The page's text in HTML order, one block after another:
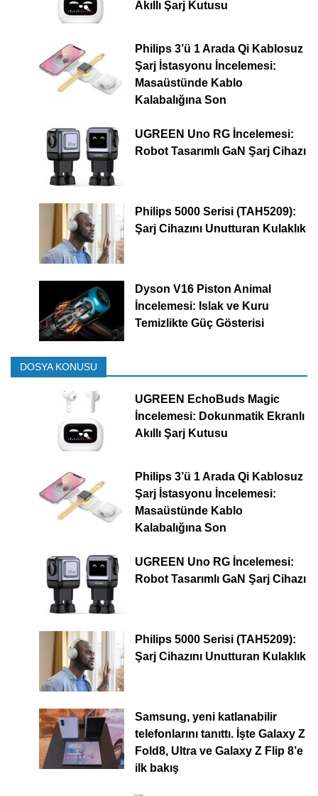
Akıllı Şarj Kutusu
Philips 3’ü 1 Arada Qi Kablosuz
Şarj İstasyonu İncelemesi:
Masaüstünde Kablo
Kalabalığına Son
UGREEN Uno RG İncelemesi:
Robot Tasarımlı GaN Şarj Cihazı
Philips 5000 Serisi (TAH5209):
Şarj Cihazını Unutturan Kulaklık
Dyson V16 Piston Animal
İncelemesi: Islak ve Kuru
Temizlikte Güç Gösterisi
DOSYA KONUSU
UGREEN EchoBuds Magic
İncelemesi: Dokunmatik Ekranlı
Akıllı Şarj Kutusu
Philips 3’ü 1 Arada Qi Kablosuz
Şarj İstasyonu İncelemesi:
Masaüstünde Kablo
Kalabalığına Son
UGREEN Uno RG İncelemesi:
Robot Tasarımlı GaN Şarj Cihazı
Philips 5000 Serisi (TAH5209):
Şarj Cihazını Unutturan Kulaklık
Samsung, yeni katlanabilir
telefonlarını tanıttı. İşte Galaxy Z
Fold8, Ultra ve Galaxy Z Flip 8’e
ilk bakış